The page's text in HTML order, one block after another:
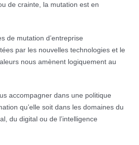
de crainte, la mutation est en
de mutation d’entreprise
par les nouvelles technologies et le
nous amènent logiquement au
accompagner dans une politique
qu’elle soit dans les domaines du
du digital ou de l’intelligence